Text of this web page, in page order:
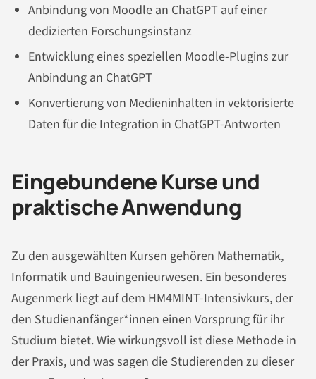
Anbindung von Moodle an ChatGPT auf einer
dedizierten Forschungsinstanz
Entwicklung eines speziellen Moodle-Plugins zur
Anbindung an ChatGPT
Konvertierung von Medieninhalten in vektorisierte
Daten für die Integration in ChatGPT-Antworten
Eingebundene Kurse und
praktische Anwendung
Zu den ausgewählten Kursen gehören Mathematik,
Informatik und Bauingenieurwesen. Ein besonderes
Augenmerk liegt auf dem HM4MINT-Intensivkurs, der
den Studienanfänger*innen einen Vorsprung für ihr
Studium bietet. Wie wirkungsvoll ist diese Methode in
der Praxis, und was sagen die Studierenden zu dieser